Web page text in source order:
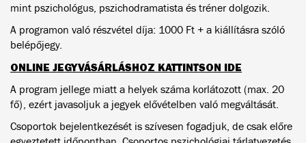
mint pszichológus, pszichodramatista és tréner dolgozik.
A programon való részvétel díja: 1000 Ft + a kiállításra szóló
belépőjegy.
ONLINE JEGYVÁSÁRLÁSHOZ KATTINTSON IDE
A program jellege miatt a helyek száma korlátozott (max. 20
fő), ezért javasoljuk a jegyek elővételben való megváltását.
Csoportok bejelentkezését is szívesen fogadjuk, de csak előre